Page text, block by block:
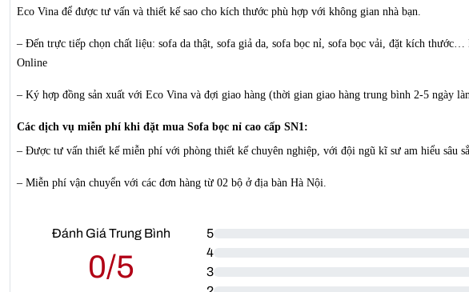
Eco Vina để được tư vấn và thiết kế sao cho kích thước phù hợp với không gian nhà bạn.
– Đến trực tiếp chọn chất liệu: sofa da thật, sofa giả da, sofa bọc nỉ, sofa bọc vải, đặt kích thước…
Online
– Ký hợp đồng sản xuất với Eco Vina và đợi giao hàng (thời gian giao hàng trung bình 2-5 ngày
Các dịch vụ miễn phí khi đặt mua Sofa bọc nỉ cao cấp SN1:
– Được tư vấn thiết kế miễn phí với phòng thiết kế chuyên nghiệp, với đội ngũ kĩ sư am hiểu sâu
– Miễn phí vận chuyển với các đơn hàng từ 02 bộ ở địa bàn Hà Nội.
Đánh Giá Trung Bình
0/5
5
4
3